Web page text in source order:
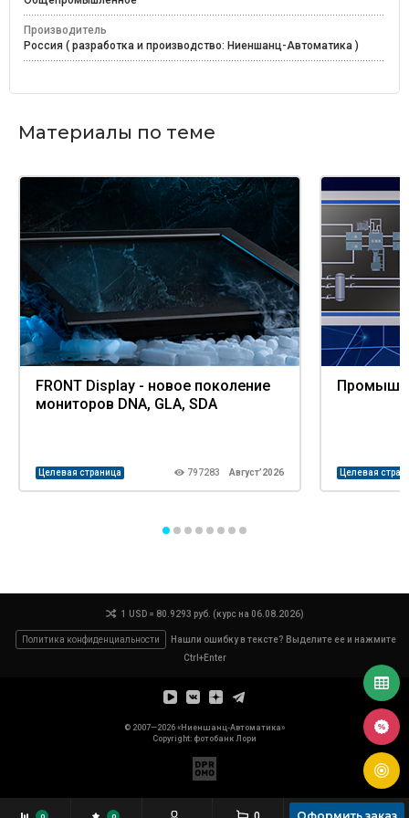
Производитель
Россия ( разработка и производство: Ниеншанц-Автоматика )
Материалы по теме
FRONT Display - новое поколение
мониторов DNA, GLA, SDA
Целевая страница 797283 Август’2026 Целевая
1 USD = 80.9293 руб. (курс на 06.08.2026)
Политика конфиденциальности
Нашли ошибку в тексте? Выделите ее и нажмите
Ctrl+Enter
© 2007—2026 «Ниеншанц-Автоматика»
Copyright: фотобанк Лори